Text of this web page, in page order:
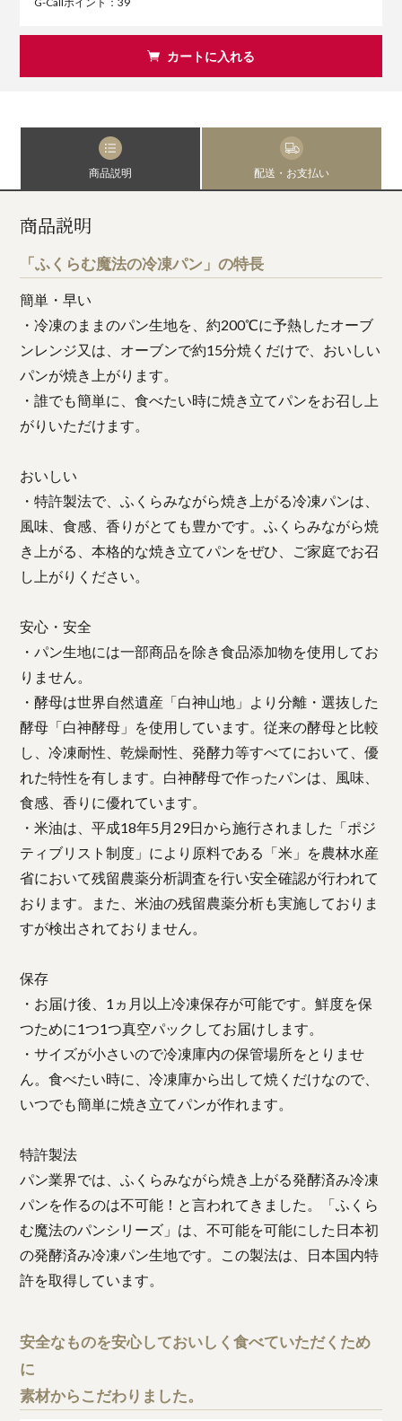
カートに入れる
商品説明 配送・お支払い
商品説明
「ふくらむ魔法の冷凍パン」の特長
簡単・早い
・冷凍のままのパン生地を、約200℃に予熱したオーブ
ンレンジ又は、オーブンで約15分焼くだけで、おいしい
パンが焼き上がります。
・誰でも簡単に、食べたい時に焼き立てパンをお召し上
がりいただけます。
おいしい
・特許製法で、ふくらみながら焼き上がる冷凍パンは、
風味、食感、香りがとても豊かです。ふくらみながら焼
き上がる、本格的な焼き立てパンをぜひ、ご家庭でお召
し上がりください。
安心・安全
・パン生地には一部商品を除き食品添加物を使用してお
りません。
・酵母は世界自然遺産「白神山地」より分離・選抜した
酵母「白神酵母」を使用しています。従来の酵母と比較
し、冷凍耐性、乾燥耐性、発酵力等すべてにおいて、優
れた特性を有します。白神酵母で作ったパンは、風味、
食感、香りに優れています。
・米油は、平成18年5月29日から施行されました「ポジ
ティブリスト制度」により原料である「米」を農林水産
省において残留農薬分析調査を行い安全確認が行われて
おります。また、米油の残留農薬分析も実施しておりま
すが検出されておりません。
保存
・お届け後、1ヵ月以上冷凍保存が可能です。鮮度を保
つために1つ1つ真空パックしてお届けします。
・サイズが小さいので冷凍庫内の保管場所をとりませ
ん。食べたい時に、冷凍庫から出して焼くだけなので、
いつでも簡単に焼き立てパンが作れます。
特許製法
パン業界では、ふくらみながら焼き上がる発酵済み冷凍
パンを作るのは不可能！と言われてきました。「ふくら
む魔法のパンシリーズ」は、不可能を可能にした日本初
の発酵済み冷凍パン生地です。この製法は、日本国内特
許を取得しています。
安全なものを安心しておいしく食べていただくため
に
素材からこだわりました。